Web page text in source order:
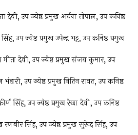
देवी, उप ज्येष्ठ प्रमुख अर्चना तोपाल, उप कनिष्ठ
उप ज्येष्ठ प्रमुख उपेन्द्र भट्ट, उप कनिष्ठ प्रमुख
देवी, उप ज्येष्ठ प्रमुख संजय कुमार, उप
उप ज्येष्ठ प्रमुख नितिन रावत, उप कनिष्ठ
सिंह, उप ज्येष्ठ प्रमुख रेखा देवी, उप कनिष्ठ
सिंह, उप ज्येष्ठ प्रमुख सुरेन्द्र सिंह, उप